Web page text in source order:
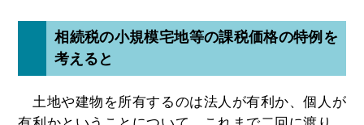
相続税の小規模宅地等の課税価格の特例を
考えると
土地や建物を所有するのは法人が有利か、個人が